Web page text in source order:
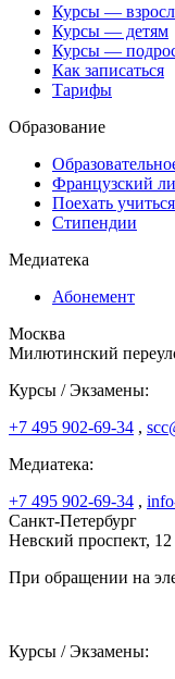
Курсы —
Курсы — детям
Курсы —
Как записаться
Тарифы
Образование
Французский
Поехать
Стипендии
Медиатека
Абонемент
Москва
Милютинский
Курсы / Экзамены:
+7 495 902-69-34 ,
Медиатека:
+7 495 902-69-34 ,
Санкт-Петербург
Невский проспект, 12
При обращении на
Курсы / Экзамены: